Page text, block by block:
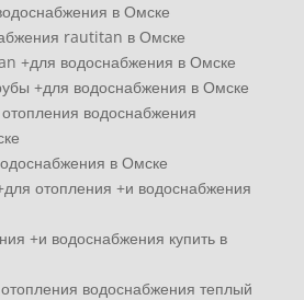
в Омске
rautitan в Омске
+для водоснабжения в Омске
+для водоснабжения в Омске
водоснабжения
в Омске
отопления +и водоснабжения
+и водоснабжения купить в
водоснабжения теплый